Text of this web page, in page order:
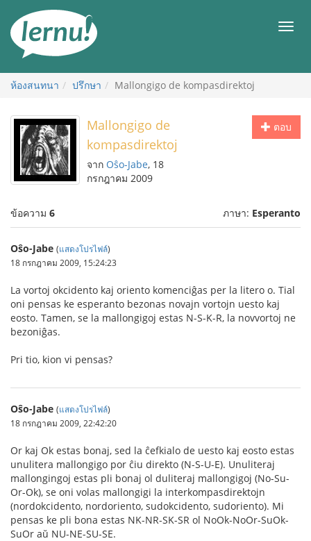
สารบัญ
เมนู
ห้องสนทนา ปรึกษา Mallongigo de kompasdirektoj
ตอบ
Mallongigo de
kompasdirektoj
จาก Oŝo-Jabe, 18
กรกฎาคม 2009
ข้อความ 6 ภาษา: Esperanto
Oŝo-Jabe (แสดงโปรไฟล์)
18 กรกฎาคม 2009, 15:24:23
La vortoj okcidento kaj oriento komenciĝas per la litero o. Tial
oni pensas ke esperanto bezonas novajn vortojn uesto kaj
eosto. Tamen, se la mallongigoj estas N-S-K-R, la novvortoj ne
bezoniĝas.
Pri tio, kion vi pensas?
Oŝo-Jabe (แสดงโปรไฟล์)
18 กรกฎาคม 2009, 22:42:20
Or kaj Ok estas bonaj, sed la ĉefkialo de uesto kaj eosto estas
unulitera mallongigo por ĉiu direkto (N-S-U-E). Unuliteraj
mallongingoj estas pli bonaj ol duliteraj mallongigoj (No-Su-
Or-Ok), se oni volas mallongigi la interkompasdirektojn
(nordokcidento, nordoriento, sudokcidento, sudoriento). Mi
pensas ke pli bona estas NK-NR-SK-SR ol NoOk-NoOr-SuOk-
SuOr aŭ NU-NE-SU-SE.